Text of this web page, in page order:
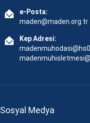
e-Posta:
maden@maden.org.tr
Kep Adresi:
Sosyal Medya